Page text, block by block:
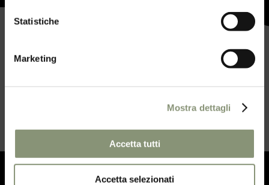
Statistiche
Marketing
Mostra dettagli
Accetta tutti
Accetta selezionati